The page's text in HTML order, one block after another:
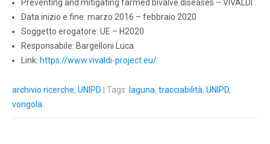
Preventing and mitigating farmed bivalve diseases – VIVALDI
Data inizio e fine: marzo 2016 – febbraio 2020
Soggetto erogatore: UE – H2020
Responsabile: Bargelloni Luca
Link: https://www.vivaldi-project.eu/
archivio ricerche, UNIPD | Tags: laguna, tracciabilità, UNIPD,
vongola